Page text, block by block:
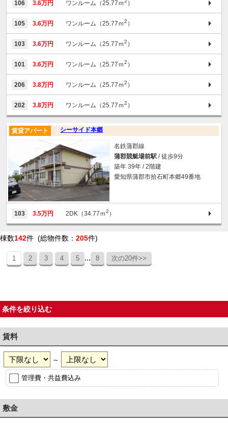
106 3.6万円 ワンルーム（25.77ｍ ）
105 3.6万円 ワンルーム（25.77ｍ2 ）
103 3.6万円 ワンルーム（25.77ｍ2 ）
101 3.6万円 ワンルーム（25.77ｍ2 ）
206 3.8万円 ワンルーム（25.77ｍ2 ）
202 3.8万円 ワンルーム（25.77ｍ2 ）
シーサイド本郷
賃貸アパート
名鉄蒲郡線
蒲郡競艇場前駅 / 徒歩9分
築年 39年 / 2階建
愛知県蒲郡市拾石町本郷49番地
103 3.5万円 2DK（34.77ｍ2 ）
棟数142件 (総物件数： 205件)
1 2 3 4 5 ... 8 次の20件>>
条件を絞り込む
賃料
～
管理費・共益費込み
敷金